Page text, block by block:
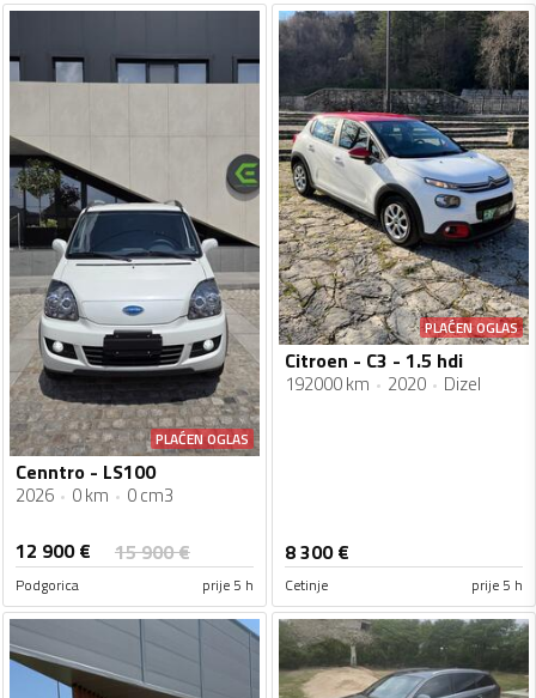
PLAĆEN OGLAS
Cenntro - LS100
2026 0 km 0 cm3
12 900€ 15 900€
Podgorica prije 5 h
PLAĆEN OGLAS
Citroen - C3 - 1.5 hdi
192000 km 2020 Dizel
8 300€
Cetinje prije 5 h